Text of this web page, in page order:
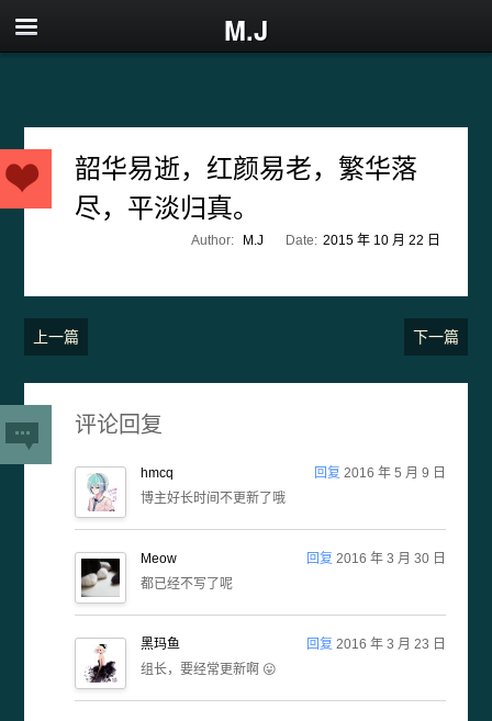
M.J
韶华易逝，红颜易老，繁华落
尽，平淡归真。
Author: M.J Date: 2015 年 10 月 22 日
上一篇 下一篇
评论回复
回复 2016 年 5 月 9 日
hmcq
博主好长时间不更新了哦
回复 2016 年 3 月 30 日
Meow
都已经不写了呢
回复 2016 年 3 月 23 日
黑玛鱼
组长，要经常更新啊 😛